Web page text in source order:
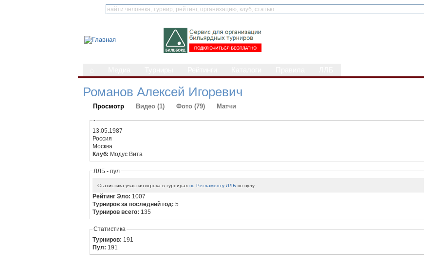
Романов Алексей Игоревич
Просмотр Видео (1) Фото (79) Матчи
-
13.05.1987
Россия
Москва
Клуб: Модус Вита
ЛЛБ - пул
Статистика участия игрока в турнирахпо Регламенту ЛЛБ по пулу.
Рейтинг Эло: 1007
Турниров за последний год:5
Турниров всего: 135
Статистика
Турниров: 191
Пул: 191